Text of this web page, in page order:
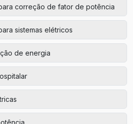
correção de fator de potência
sistemas elétricos
de energia